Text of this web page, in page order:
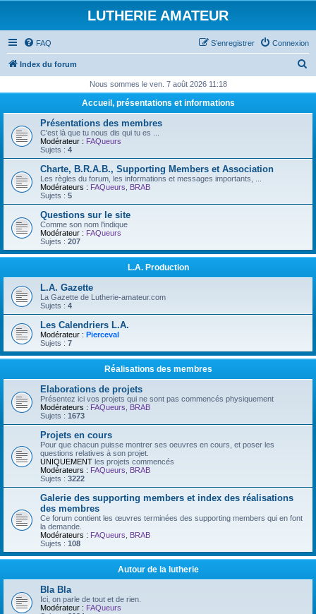
LUTHERIE AMATEUR
FAQ Connexion
S’enregistrer
Index du forum
h
Nous sommes le ven. 7 août 2026 11:18
Accueil, présentations et informations
Présentations des membres
C'est là que tu nous dis qui tu es ...
Modérateur : FAQueurs
Sujets : 4
Charte, B.R.A.B., Supporting Members et Association
Les règles du forum, les informations et messages importants, ...
Modérateurs : FAQueurs
BRAB
Sujets : 5
Questions sur le site
Comme son nom l'indique
Modérateur : FAQueurs
Sujets : 207
L.A. Production
L.A. Gazette
La Gazette de Lutherie-amateur.com
Sujets : 4
Les Calendriers L.A.
Modérateur : Pierceval
Sujets : 7
Réalisations des membres
Elaborations de projets
Présentez ici vos projets qui ne sont pas commencés physiquement
Modérateurs : FAQueurs
BRAB
Sujets : 1673
Projets en cours
Pour que chacun puisse montrer ses oeuvres en cours, et poser les
questions relatives à son projet.
UNIQUEMENT les projets commencés
Modérateurs : FAQueurs
BRAB
Sujets : 3222
Galerie des supporting members et index des réalisations
des membres
Ce forum contient les œuvres terminées des supporting members qui en font
la demande.
Modérateurs : FAQueurs
BRAB
Sujets : 108
Autour de la lutherie
Bla Bla
Ici, on parle de tout et de rien.
Modérateur : FAQueurs